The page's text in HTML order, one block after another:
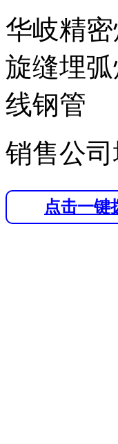
华岐精
旋缝埋
线钢管
销售公
点击一键